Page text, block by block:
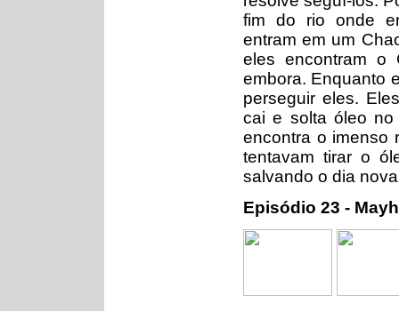
fim do rio onde
entram em um
eles encontram o
embora. Enquanto
perseguir eles.
cai e solta óleo
encontra o imenso
tentavam tirar o
salvando o dia
Episódio 23 -